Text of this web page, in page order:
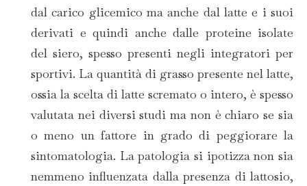
dal carico glicemico ma anche dallatte e i suoi
derivati e quindi anche dalle proteine isolate
del siero, spesso presenti negli integratori per
sportivi. La quantità di grasso presente nel latte,
ossia la scelta di latte scremato o intero, è spesso
valutata nei diversi studi ma non è chiaro se sia
o meno un fattore in grado di peggiorare la
sintomatologia. La patologia si ipotizza non sia
nemmeno influenzata dalla presenza di lattosio,